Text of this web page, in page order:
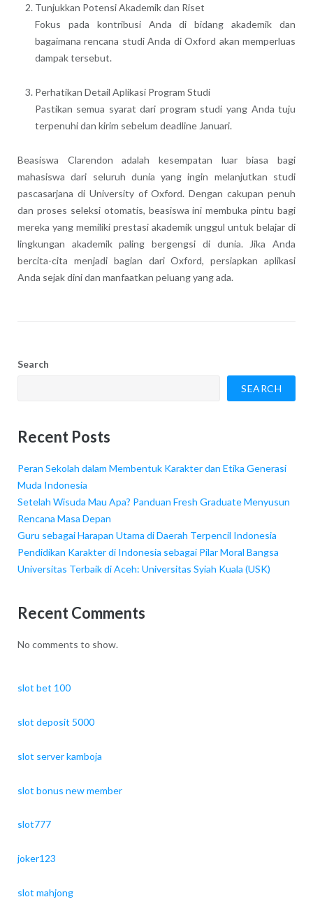
Tunjukkan Potensi Akademik dan Riset
Fokus pada kontribusi Anda di bidang akademik dan
bagaimana rencana studi Anda di Oxford akan memperluas
dampak tersebut.
Perhatikan Detail Aplikasi Program Studi
Pastikan semua syarat dari program studi yang Anda tuju
terpenuhi dan kirim sebelum deadline Januari.
Beasiswa Clarendon adalah kesempatan luar biasa bagi
mahasiswa dari seluruh dunia yang ingin melanjutkan studi
pascasarjana di University of Oxford. Dengan cakupan penuh
dan proses seleksi otomatis, beasiswa ini membuka pintu bagi
mereka yang memiliki prestasi akademik unggul untuk belajar di
lingkungan akademik paling bergengsi di dunia. Jika Anda
bercita-cita menjadi bagian dari Oxford, persiapkan aplikasi
Anda sejak dini dan manfaatkan peluang yang ada.
Search
SEARCH
Recent Posts
Peran Sekolah dalam Membentuk Karakter dan Etika Generasi
Muda Indonesia
Setelah Wisuda Mau Apa? Panduan Fresh Graduate Menyusun
Rencana Masa Depan
Guru sebagai Harapan Utama di Daerah Terpencil Indonesia
Pendidikan Karakter di Indonesia sebagai Pilar Moral Bangsa
Universitas Terbaik di Aceh: Universitas Syiah Kuala (USK)
Recent Comments
No comments to show.
slot bet 100
slot deposit 5000
slot server kamboja
slot bonus new member
slot777
joker123
slot mahjong